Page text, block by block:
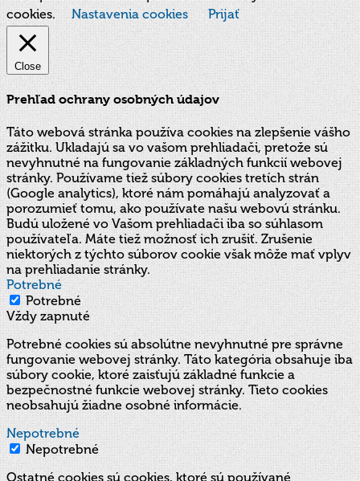
cookies.
Nastavenia cookies Prijať
Close
Prehľad ochrany osobných údajov
Táto webová stránka používa cookies na zlepšenie vášho
zážitku. Ukladajú sa vo vašom prehliadači, pretože sú
nevyhnutné na fungovanie základných funkcií webovej
stránky. Používame tiež súbory cookies tretích strán
(Google analytics), ktoré nám pomáhajú analyzovať a
porozumieť tomu, ako používate našu webovú stránku.
Budú uložené vo Vašom prehliadači iba so súhlasom
používateľa. Máte tiež možnosť ich zrušiť. Zrušenie
niektorých z týchto súborov cookie však môže mať vplyv
na prehliadanie stránky.
Potrebné
Potrebné
Vždy zapnuté
Potrebné cookies sú absolútne nevyhnutné pre správne
fungovanie webovej stránky. Táto kategória obsahuje iba
súbory cookie, ktoré zaisťujú základné funkcie a
bezpečnostné funkcie webovej stránky. Tieto cookies
neobsahujú žiadne osobné informácie.
Nepotrebné
Nepotrebné
Ostatné cookies sú cookies, ktoré sú používané